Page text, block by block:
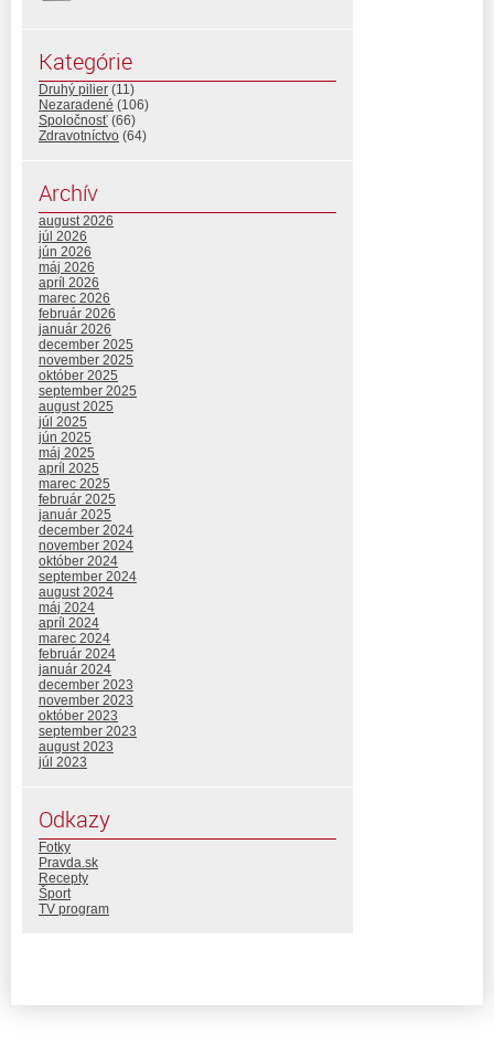
Kategórie
Druhý pilier (11)
Nezaradené (106)
Spoločnosť (66)
Zdravotníctvo (64)
Archív
august 2026
júl 2026
jún 2026
máj 2026
apríl 2026
marec 2026
február 2026
január 2026
december 2025
november 2025
október 2025
september 2025
august 2025
júl 2025
jún 2025
máj 2025
apríl 2025
marec 2025
február 2025
január 2025
december 2024
november 2024
október 2024
september 2024
august 2024
máj 2024
apríl 2024
marec 2024
február 2024
január 2024
december 2023
november 2023
október 2023
september 2023
august 2023
júl 2023
Odkazy
Fotky
Pravda.sk
Recepty
Šport
TV program